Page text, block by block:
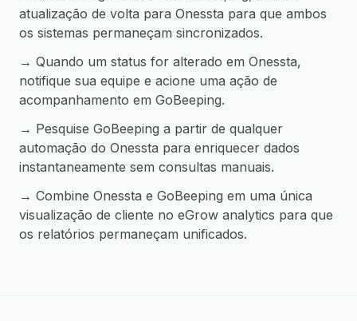
atualização de volta para Onessta para que ambos
os sistemas permaneçam sincronizados.
→ Quando um status for alterado em Onessta,
notifique sua equipe e acione uma ação de
acompanhamento em GoBeeping.
→ Pesquise GoBeeping a partir de qualquer
automação do Onessta para enriquecer dados
instantaneamente sem consultas manuais.
→ Combine Onessta e GoBeeping em uma única
visualização de cliente no eGrow analytics para que
os relatórios permaneçam unificados.